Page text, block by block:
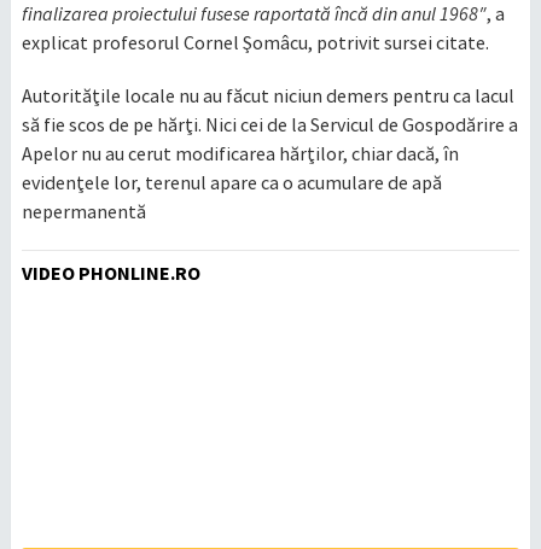
finalizarea proiectului fusese raportată încă din anul 1968″, a
explicat profesorul Cornel Şomâcu, potrivit sursei citate.
Autorităţile locale nu au făcut niciun demers pentru ca lacul
să fie scos de pe hărţi. Nici cei de la Servicul de Gospodărire a
Apelor nu au cerut modificarea hărţilor, chiar dacă, în
evidenţele lor, terenul apare ca o acumulare de apă
nepermanentă
VIDEO PHONLINE.RO